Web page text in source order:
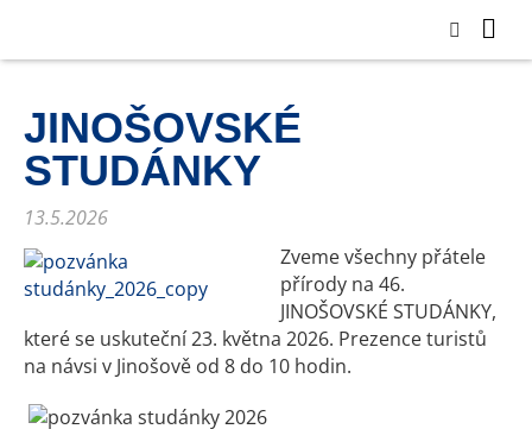
JINOŠOVSKÉ
STUDÁNKY
13.5.2026
Zveme všechny přátele
přírody na 46.
JINOŠOVSKÉ STUDÁNKY,
které se uskuteční 23. května 2026. Prezence turistů
na návsi v Jinošově od 8 do 10 hodin.